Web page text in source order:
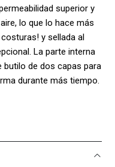
superior y
lo que lo hace más
y sellada al
La parte interna
de dos capas para
durante más tiempo.
en varios colores y